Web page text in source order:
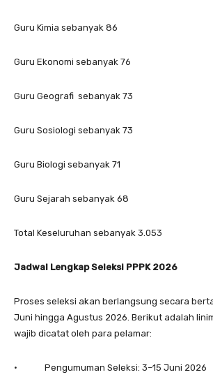
Guru Kimia sebanyak 86
Guru Ekonomi sebanyak 76
Guru Geografi sebanyak 73
Guru Sosiologi sebanyak 73
Guru Biologi sebanyak 71
Guru Sejarah sebanyak 68
Total Keseluruhan sebanyak 3.053
Jadwal Lengkap Seleksi PPPK 2026
Proses seleksi akan berlangsung secara
Juni hingga Agustus 2026. Berikut adalah
wajib dicatat oleh para pelamar:
• Pengumuman Seleksi: 3–15 Juni 2026